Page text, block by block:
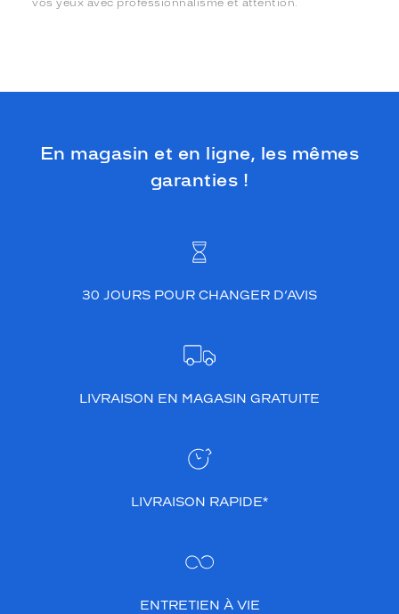
En magasin et en ligne, les mêmes
garanties !
30 JOURS POUR CHANGER D’AVIS
LIVRAISON EN MAGASIN GRATUITE
LIVRAISON RAPIDE*
ENTRETIEN À VIE